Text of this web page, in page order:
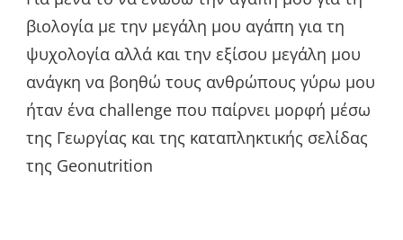
βιολογία με την μεγάλη μου αγάπη για τη
ψυχολογία αλλά και την εξίσου μεγάλη μου
ανάγκη να βοηθώ τους ανθρώπους γύρω μου
ήταν ένα challenge που παίρνει μορφή μέσω
της Γεωργίας και της καταπληκτικής σελίδας
της Geonutrition